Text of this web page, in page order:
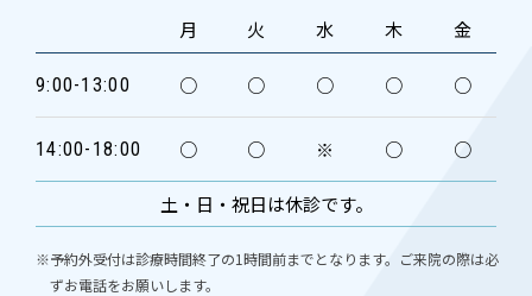
月 火 水 木 金
9:00-13:00 ○ ○ ○ ○ ○
14:00-18:00 ○ ○ ※ ○ ○
土・日・祝日は休診です。
※予約外受付は診療時間終了の1時間前までとなります。ご来院の際は必
ずお電話をお願いします。